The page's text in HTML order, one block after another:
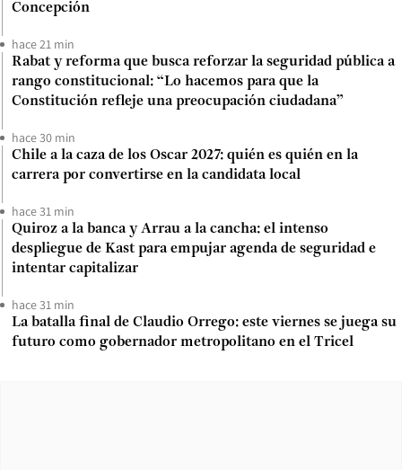
Concepción
hace 21 min
Rabat y reforma que busca reforzar la seguridad pública a
rango constitucional: “Lo hacemos para que la
Constitución refleje una preocupación ciudadana”
hace 30 min
Chile a la caza de los Oscar 2027: quién es quién en la
carrera por convertirse en la candidata local
hace 31 min
Quiroz a la banca y Arrau a la cancha: el intenso
despliegue de Kast para empujar agenda de seguridad e
intentar capitalizar
hace 31 min
La batalla final de Claudio Orrego: este viernes se juega su
futuro como gobernador metropolitano en el Tricel